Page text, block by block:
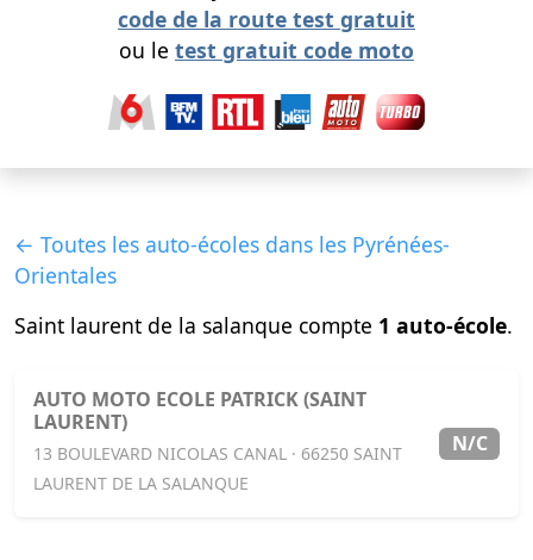
code de la route test gratuit
ou le test gratuit code moto
← Toutes les auto-écoles dans les Pyrénées-
Orientales
Saint laurent de la salanque compte 1 auto-école.
AUTO MOTO ECOLE PATRICK (SAINT
LAURENT)
13 BOULEVARD NICOLAS CANAL · 66250 SAINT
LAURENT DE LA SALANQUE
N/C